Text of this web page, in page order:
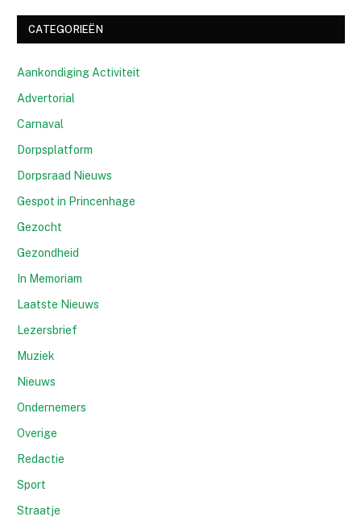
CATEGORIEËN
Aankondiging Activiteit
Advertorial
Carnaval
Dorpsplatform
Dorpsraad Nieuws
Gespot in Princenhage
Gezocht
Gezondheid
In Memoriam
Laatste Nieuws
Lezersbrief
Muziek
Nieuws
Ondernemers
Overige
Redactie
Sport
Straatje